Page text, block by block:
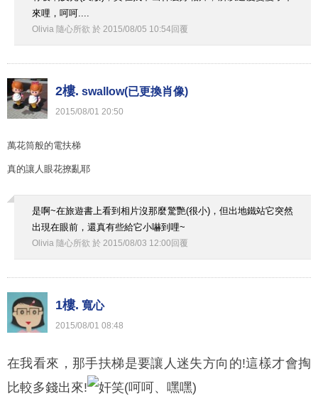
來哩，呵呵....
Olivia 隨心所欲 於 2015/08/05 10:54回覆
2樓. swallow(已更換肖像)
2015/08/01 20:50
萬花筒般的電扶梯
真的讓人眼花撩亂耶
是啊~在旅遊書上看到相片沒那麼驚艷(很小)，但出地鐵站它突然
出現在眼前，還真有些給它小嚇到哩~
Olivia 隨心所欲 於 2015/08/03 12:00 回覆
1樓. 寬心
2015/08/01 08:48
在我看來，那手扶梯是要讓人迷失方向的!這樣才會掏
比較多錢出來!